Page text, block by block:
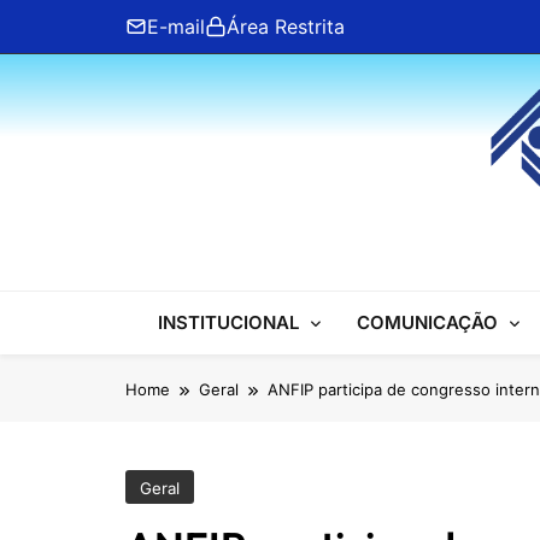
content
E-mail Área Restrita
ANFIP Nacional
INSTITUCIONAL COMUNICAÇÃO
Home Geral ANFIP participa de congresso
Geral